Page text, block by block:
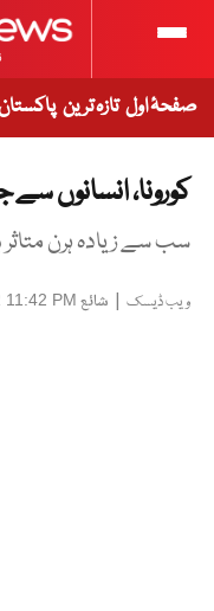
صفحۂ اول تازہ ترین
کورونا، انسانوں
سب سے زیادہ ہرن
ویب ڈیسک | شائع PM